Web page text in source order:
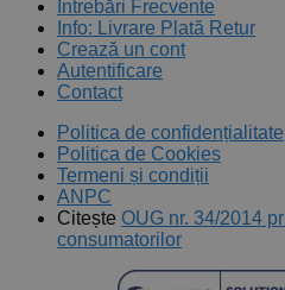
Întrebări Frecvente
Info: Livrare Plată Retur
Crează un cont
Autentificare
Contact
Politica de confidențialitate
Politica de Cookies
Termeni și condiții
ANPC
Citește OUG nr. 34/2014
consumatorilor